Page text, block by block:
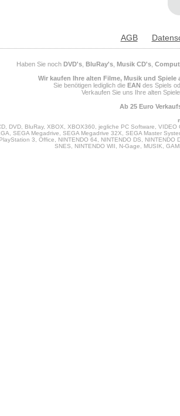
AGB
Haben Sie noch DVD's, BluRay's, Musik CD's,
Wir kaufen Ihre alten Filme, Musik und Spiele
Sie benötigen lediglich die EAN des Spiels
Verkaufen Sie uns Ihre alten
Ab 25 Euro
DVD, BluRay, XBOX, XBOX360, jegliche PC Software,
SEGA Megadrive, SEGA Megadrive 32X, SEGA Master
PlayStation 3, Office, NINTENDO 64, NINTENDO DS,
SNES, NINTENDO WII, N-Gage, MUSIK,